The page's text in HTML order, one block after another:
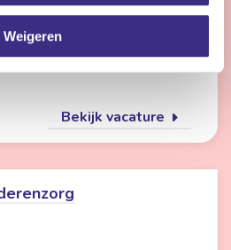
Weigeren
de flexpool echt iets voor jou.
locaties in de
of ouderenzorg.
Bekijk vacature